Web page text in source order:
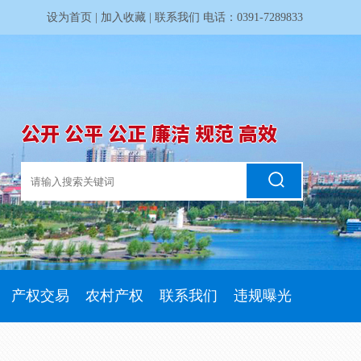
设为首页 加入收藏 联系我们 电话：0391-7289833
公开 公平 公正 廉洁 规范 高效
产权交易 农村产权 联系我们 违规曝光